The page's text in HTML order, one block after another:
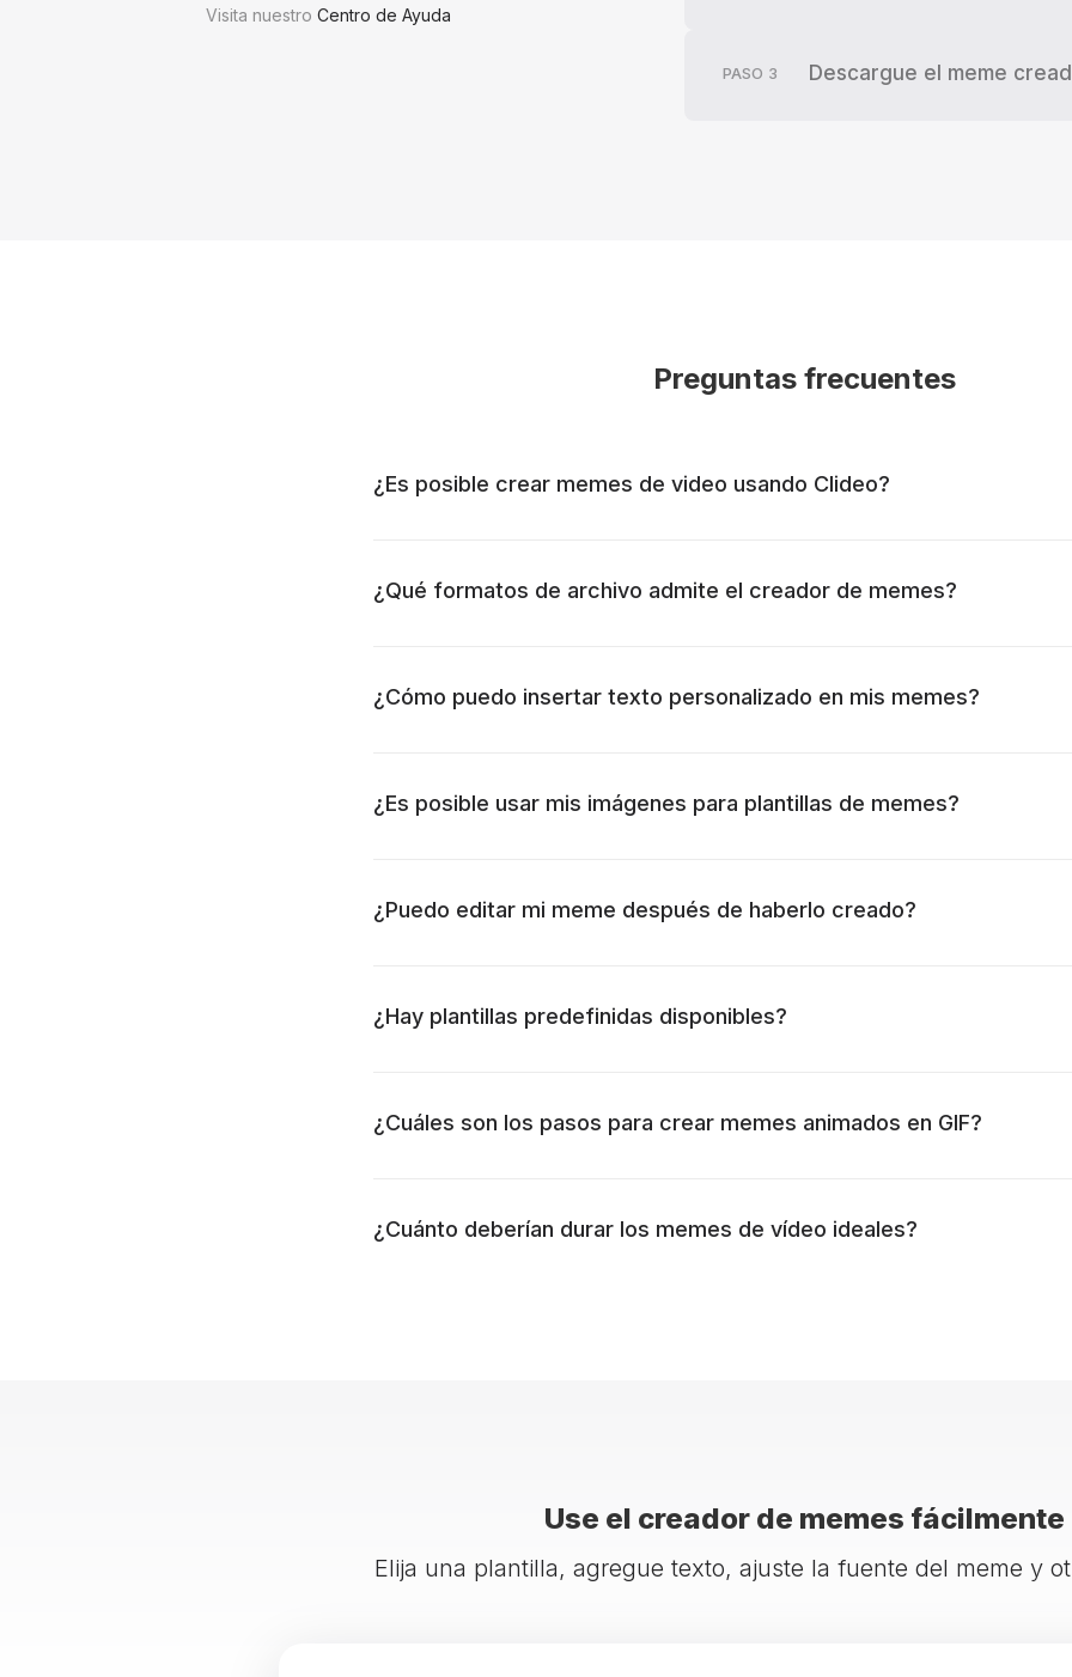
Visita nuestro Centro de Ayuda
PASO 3 Descargue el meme
Preguntas frecuentes
¿Es posible crear memes de video usando Clideo?
¿Qué formatos de archivo admite el creador de memes?
¿Cómo puedo insertar texto personalizado en mis memes?
¿Es posible usar mis imágenes para plantillas de memes?
¿Puedo editar mi meme después de haberlo creado?
¿Hay plantillas predefinidas disponibles?
¿Cuáles son los pasos para crear memes animados en GIF?
¿Cuánto deberían durar los memes de vídeo ideales?
Use el creador de memes fácilmente
Elija una plantilla, agregue texto, ajuste la fuente del meme y